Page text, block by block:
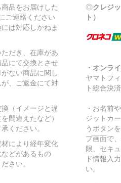
品をお届けした
ご連絡ください
は対応しかねま
だき、在庫があ
にて交換とさせ
ない商品に関し
、ご返金にて対
（イメージと違
間違えたなど）
ください。
により経年変化
どがあるもの
さい。
◎クレジ
ト）
・オンラ
ヤマトフ
ト総合決
・お名前
ジットカ
うボタン
プ画面で
限、セキ
ド情報入
い。